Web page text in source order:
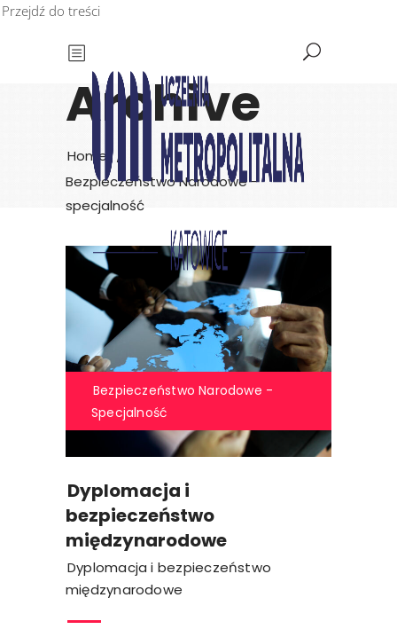
Przejdź do treści
Archive
Home /
Bezpieczeństwo Narodowe -
specjalność
Bezpieczeństwo Narodowe -
Specjalność
Dyplomacja i
bezpieczeństwo
międzynarodowe
Dyplomacja i bezpieczeństwo
międzynarodowe